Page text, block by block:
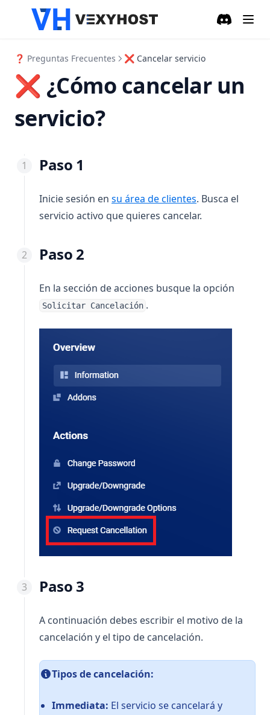
❓ Preguntas Frecuentes ❌ Cancelar servicio
❌ ¿Cómo cancelar un
servicio?
Paso 1
Inicie sesión en su área de clientes(opens in a
. Busca el
servicio activo que quieres cancelar.
Paso 2
En la sección de acciones busque la opción
Solicitar Cancelación .
Paso 3
A continuación debes escribir el motivo de la
cancelación y el tipo de cancelación.
Tipos de cancelación:
Immediata: El servicio se cancelará y